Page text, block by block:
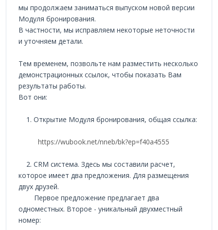
мы продолжаем заниматься выпуском новой версии
Модуля бронирования.
В частности, мы исправляем некоторые неточности
и уточняем детали.
Тем временем, позвольте нам разместить несколько
демонстрационных ссылок, чтобы показать Вам
результаты работы.
Вот они:
1. Открытие Модуля бронирования, общая ссылка:
https://wubook.net/nneb/bk?ep=f40a4555
2. CRM система. Здесь мы составили расчет,
которое имеет два предложения. Для размещения
двух друзей.
Первое предложение предлагает два
одноместных. Второе - уникальный двухместный
номер: